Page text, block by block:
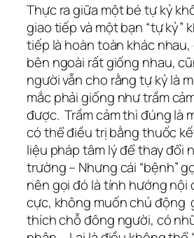
Thực ra giữa một bé tự kỷ
giao tiếp và một bạn “tự kỷ”
tiếp là hoàn toàn khác
bên ngoài rất giống nhau,
người vẫn cho rằng tự kỷ là
mắc phải giống như trầm
được. Trầm cảm thì đúng là
có thể điều trị bằng thuốc
liệu pháp tâm lý để thay đổi
trường – Nhưng cái “bệnh”
nên gọi đó là tính hướng nội
cực, không muốn chủ động
thích chỗ đông người, có